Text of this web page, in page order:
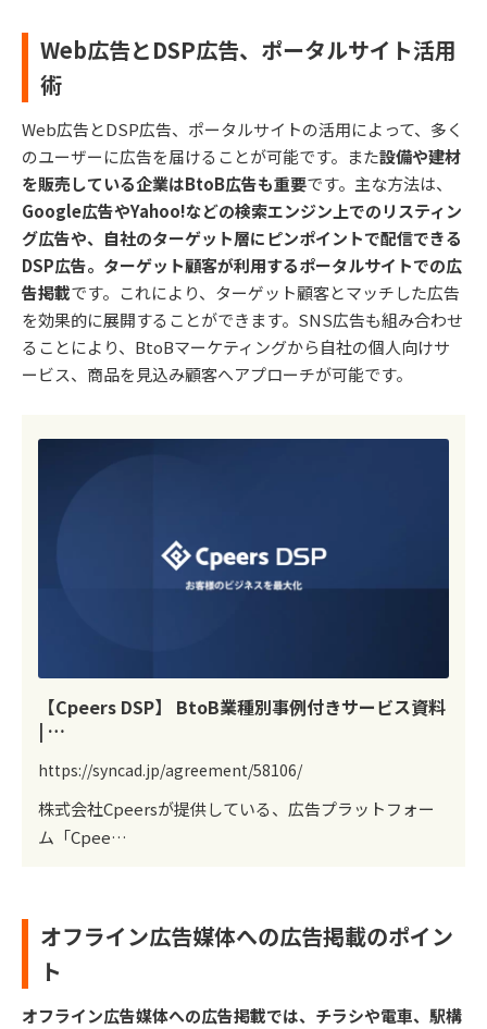
Web広告とDSP広告、ポータルサイト活用
術
Web広告とDSP広告、ポータルサイトの活用によって、多く
のユーザーに広告を届けることが可能です。また設備や建材
を販売している企業はBtoB広告も重要です。主な方法は、
Google広告やYahoo!などの検索エンジン上でのリスティン
グ広告や、自社のターゲット層にピンポイントで配信できる
DSP広告。ターゲット顧客が利用するポータルサイトでの広
告掲載です。これにより、ターゲット顧客とマッチした広告
を効果的に展開することができます。SNS広告も組み合わせ
ることにより、BtoBマーケティングから自社の個人向けサ
ービス、商品を見込み顧客へアプローチが可能です。
【Cpeers DSP】 BtoB業種別事例付きサービス資料
| …
https://syncad.jp/agreement/58106/
株式会社Cpeersが提供している、広告プラットフォー
ム「Cpee…
オフライン広告媒体への広告掲載のポイン
ト
オフライン広告媒体への広告掲載では、チラシや電車、駅構